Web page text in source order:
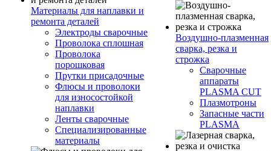
Материалы для наплавки и
ремонта деталей
Электроды сварочные
Проволока сплошная
Проволока
порошковая
Прутки присадочные
Флюсы и проволоки
для износостойкой
наплавки
Ленты сварочные
Специализированные
материалы
Воздушно-плазменная
сварка, резка и
строжка
Сварочные
аппараты
PLASMA CUT
Плазмотроны
Запасные части
PLASMA